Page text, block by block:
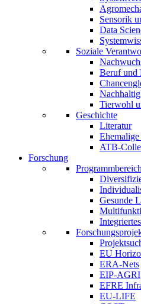
Sensorik
Data
Soziale
Beruf und
Tierwohl
Geschichte
Literatur
ATB-
Forschung
Gesunde
EU
ERA-Nets
EIP-AGRI
EFRE
EU-LIFE